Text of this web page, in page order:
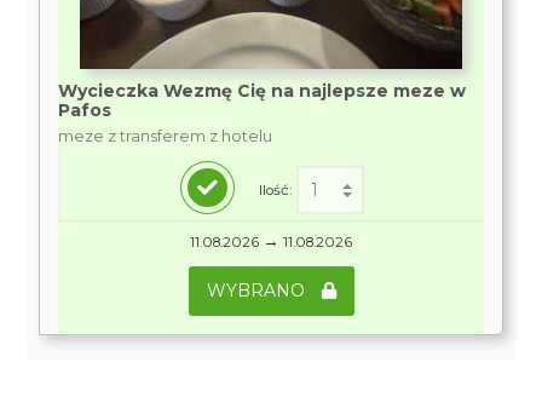
Wycieczka Wezmę Cię na najlepsze meze w
Pafos
meze z transferem z hotelu
Ilość:
11.08.2026 → 11.08.2026
WYBRANO